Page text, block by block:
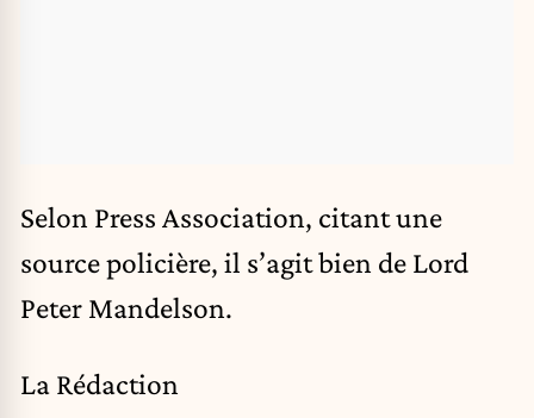
Selon Press Association, citant une
source policière, il s’agit bien de Lord
Peter Mandelson.
La Rédaction